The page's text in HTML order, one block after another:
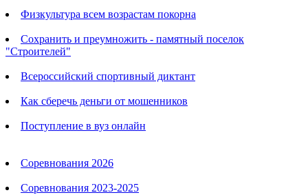
Физкультура всем возрастам покорна
Сохранить и преумножить - памятный поселок
"Строителей"
Всероссийский спортивный диктант
Как сберечь деньги от мошенников
Поступление в вуз онлайн
Соревнования 2026
Соревнования 2023-2025